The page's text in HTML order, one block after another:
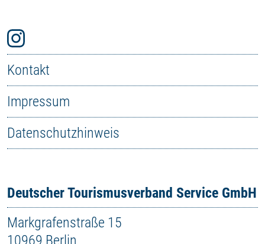
Deutscher Tourismusverband Service GmbH
Markgrafenstraße 15
10969 Berlin
Kontakt
Impressum
Datenschutzhinweis